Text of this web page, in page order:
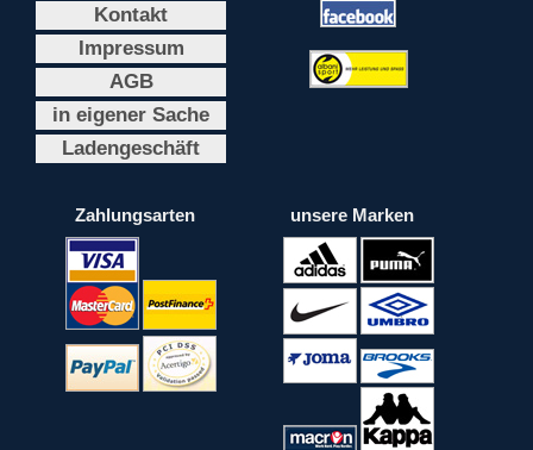
Kontakt
Impressum
AGB
in eigener Sache
Ladengeschäft
Zahlungsarten unsere Marken